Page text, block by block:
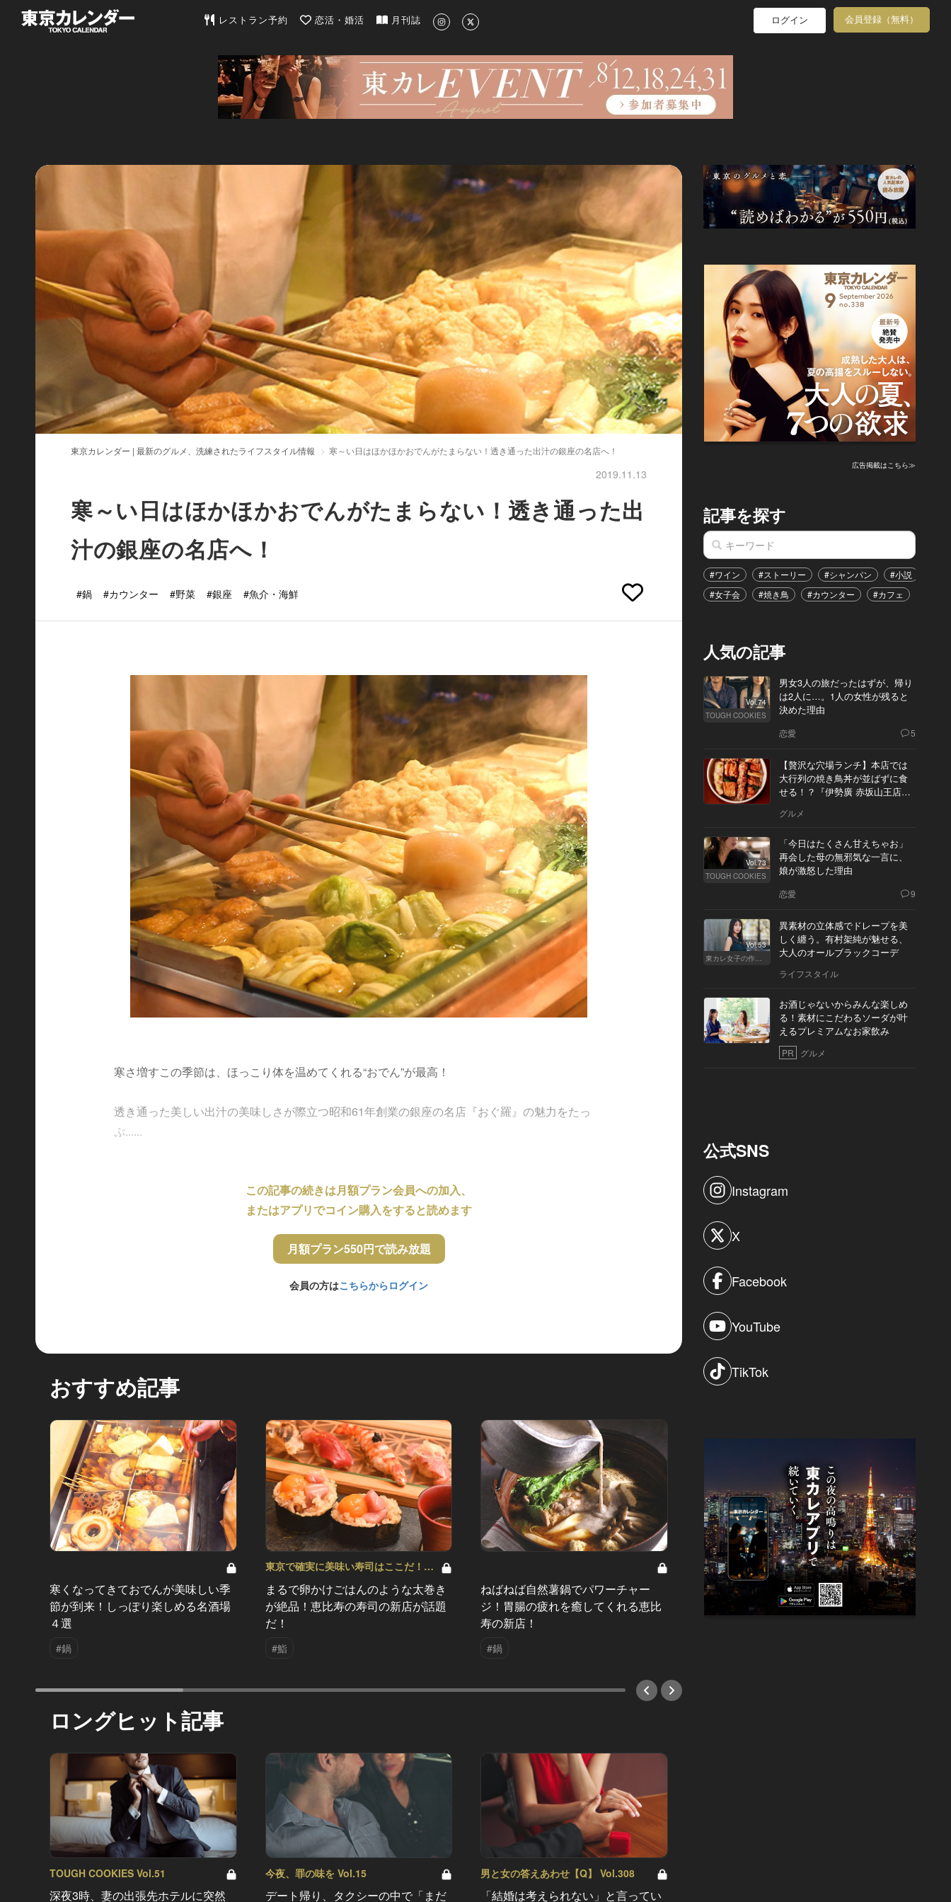
東京カレンダー | 最新のグルメ、洗練されたライフスタイル情報
レストラン予約 恋活・婚活 月刊誌 ログイン 会員登録（無料）
東京カレンダー | 最新のグルメ、洗練されたライフスタイル情報 寒～い日はほかほかおでんがたまらない！透き通った出汁の銀座の名店へ！
2019.11.13
寒～い日はほかほかおでんがたまらない！透き通った出
汁の銀座の名店へ！
#鍋 #カウンター #野菜 #銀座 #魚介・海鮮
寒さ増すこの季節は、ほっこり体を温めてくれる“おでん”が最高！
透き通った美しい出汁の美味しさが際立つ昭和61年創業の銀座の名店『おぐ羅』の魅力をたっ
ぷ......
この記事の続きは月額プラン会員への加入、
またはアプリでコイン購入をすると読めます
月額プラン550円で読み放題
会員の方はこちらからログイン
おすすめ記事
寒くなってきておでんが美味しい季
節が到来！しっぽり楽しめる名酒場
４選
#鍋
東京で確実に美味い寿司はここだ！
まるで卵かけごはんのような太巻き
が絶品！恵比寿の寿司の新店が話題
だ！
#鮨
ねばねば自然薯鍋でパワーチャー
ジ！胃腸の疲れを癒してくれる恵比
寿の新店！
#鍋
マルサンの男 Vol.7
「彼、物足りなかったの…」たった
2年で離婚を決めた夫婦。女が、他
U-29男
「初デ
ど…」
ロングヒット記事
TOUGH COOKIES Vol.51
深夜3時、妻の出張先ホテルに突然
今夜、罪の味を Vol.15
デート帰り、タクシーの中で「まだ
男と女の答えあわせ【Q】 Vol.308
「結婚は考えられない」と言ってい
広告掲載はこちら≫
記事を探す
#ワイン #ストーリー #シャンパン #小説
#女子会
#焼き鳥 #カウンター #カフェ
人気の記事
Vol.74
TOUGH COOKIES
男女3人の旅だったはずが、帰り
は2人に…。1人の女性が残ると
決めた理由
恋愛 5
【贅沢な穴場ランチ】本店では
大行列の焼き鳥丼が並ばずに食
せる！？『伊勢廣 赤坂山王店』
グルメ
Vol.73
TOUGH COOKIES
「今日はたくさん甘えちゃお」
再会した母の無邪気な一言に、
娘が激怒した理由
恋愛 9
Vol.53
東カレ女子の作り方
異素材の立体感でドレープを美
しく纏う。有村架純が魅せる、
大人のオールブラックコーデ
ライフスタイル
お酒じゃないからみんな楽しめ
る！素材にこだわるソーダが叶
えるプレミアムなお家飲み
PR グルメ
公式SNS
Instagram
X
Facebook
YouTube
TikTok